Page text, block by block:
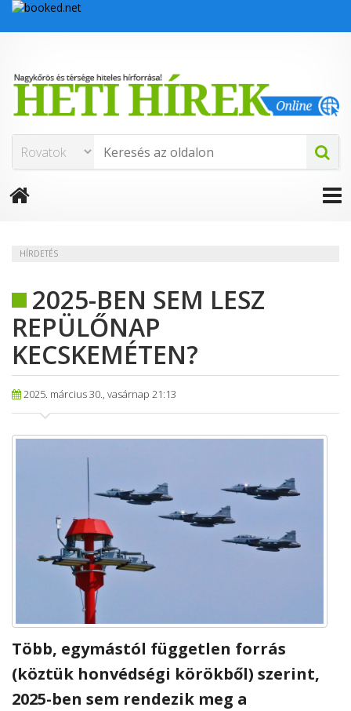
HÍRDETÉS
2025-BEN SEM LESZ
REPÜLŐNAP
KECSKEMÉTEN?
2025. március 30., vasárnap 21:13
Több, egymástól független forrás
(köztük honvédségi körökből) szerint,
2025-ben sem rendezik meg a